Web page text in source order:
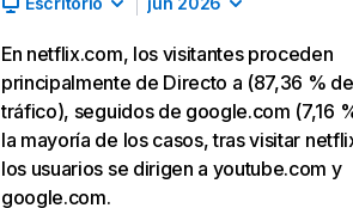
En netflix.com, los visitantes proceden
principalmente de Directo a (87,36 % de
tráfico), seguidos de google.com (7,16
la mayoría de los casos, tras visitar
los usuarios se dirigen a youtube.com y
google.com.